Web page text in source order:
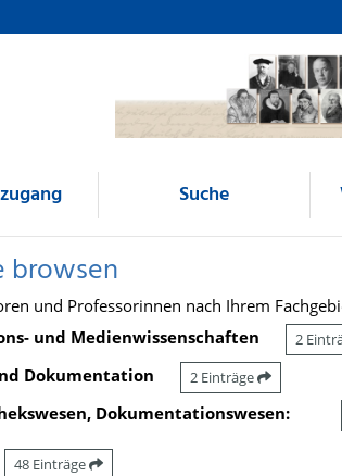
Suche
browsen
und Professorinnen nach Ihrem
und Medienwissenschaften
2
Dokumentation 2 Einträge
Dokumentationswesen:
48 Einträge